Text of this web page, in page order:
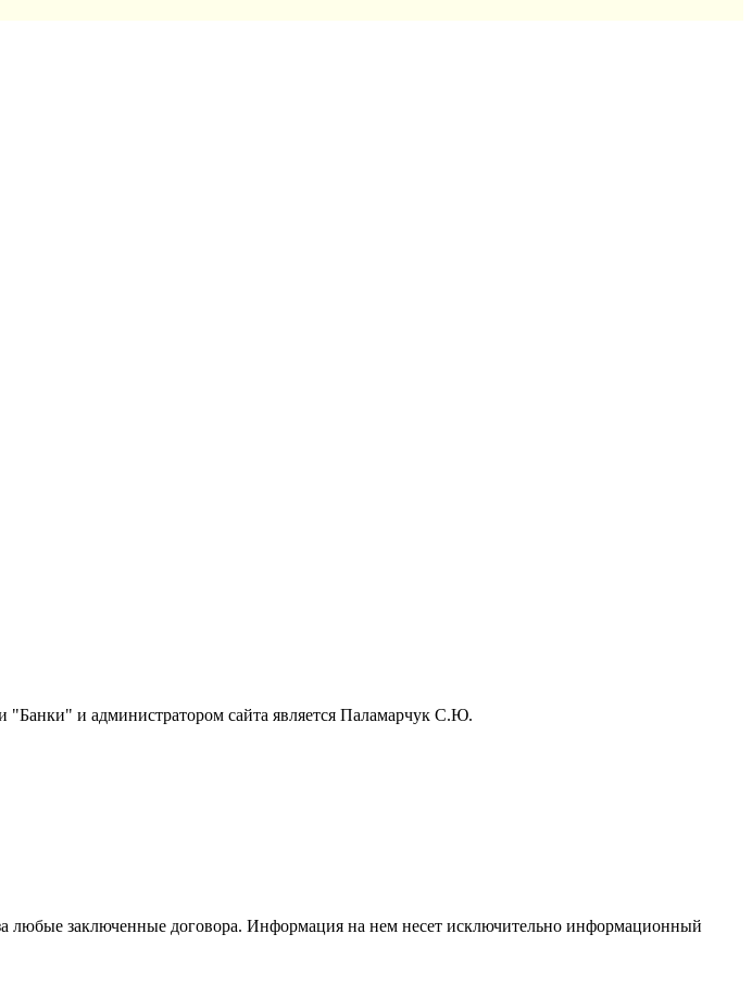
"Банки" и администратором сайта является Паламарчук С.Ю.
любые заключенные договора. Информация на нем несет исключительно информационный